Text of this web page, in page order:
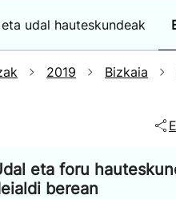
udal hauteskundeak
2019 Bizkaia
eta foru
berean